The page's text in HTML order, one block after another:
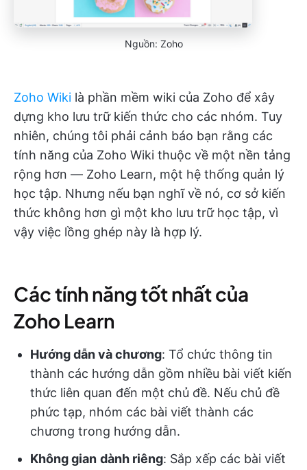
Nguồn: Zoho
Zoho Wiki là phần mềm wiki của Zoho để xây
dựng kho lưu trữ kiến thức cho các nhóm. Tuy
nhiên, chúng tôi phải cảnh báo bạn rằng các
tính năng của Zoho Wiki thuộc về một nền tảng
rộng hơn — Zoho Learn, một hệ thống quản lý
học tập. Nhưng nếu bạn nghĩ về nó, cơ sở kiến
thức không hơn gì một kho lưu trữ học tập, vì
vậy việc lồng ghép này là hợp lý.
Các tính năng tốt nhất của
Zoho Learn
Hướng dẫn và chương: Tổ chức thông tin
thành các hướng dẫn gồm nhiều bài viết kiến
thức liên quan đến một chủ đề. Nếu chủ đề
phức tạp, nhóm các bài viết thành các
chương trong hướng dẫn.
Không gian dành riêng: Sắp xếp các bài viết